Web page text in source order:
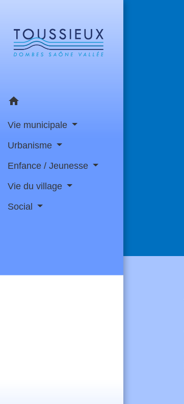
home
Vie municipale
Urbanisme
Enfance / Jeunesse
Vie du village
Social